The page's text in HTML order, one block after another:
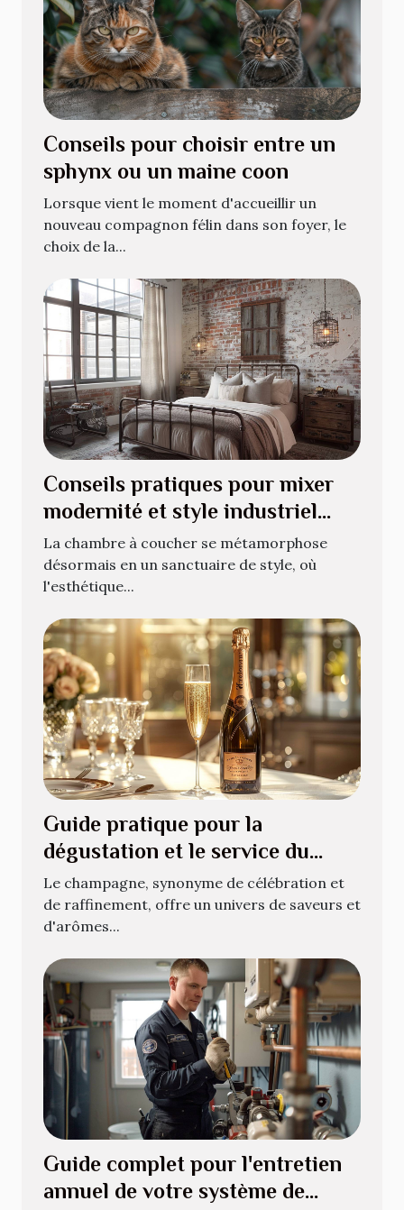
Conseils pour choisir entre un
sphynx ou un maine coon
Lorsque vient le moment d'accueillir un
nouveau compagnon félin dans son foyer, le
choix de la...
Conseils pratiques pour mixer
modernité et style industriel
dans votre chambre
La chambre à coucher se métamorphose
désormais en un sanctuaire de style, où
l'esthétique...
Guide pratique pour la
dégustation et le service du
champagne
Le champagne, synonyme de célébration et
de raffinement, offre un univers de saveurs et
d'arômes...
Guide complet pour l'entretien
annuel de votre système de